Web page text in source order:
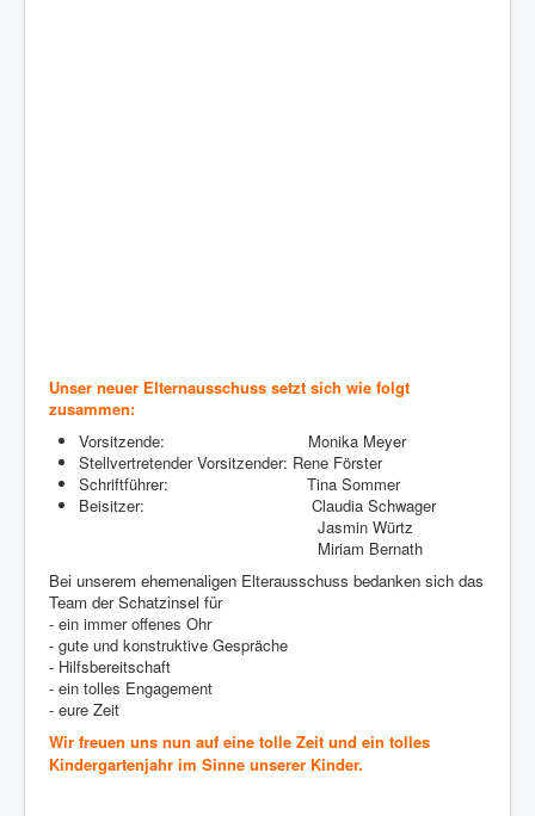
Unser neuer Elternausschuss setzt sich wie folgt
zusammen:
Vorsitzende: Monika Meyer
Stellvertretender Vorsitzender: Rene Förster
Schriftführer: Tina Sommer
Beisitzer: Claudia Schwager
Jasmin Würtz
Miriam Bernath
Bei unserem ehemenaligen Elterausschuss bedanken sich das
Team der Schatzinsel für
- ein immer offenes Ohr
- gute und konstruktive Gespräche
- Hilfsbereitschaft
- ein tolles Engagement
- eure Zeit
Wir freuen uns nun auf eine tolle Zeit und ein tolles
Kindergartenjahr im Sinne unserer Kinder.